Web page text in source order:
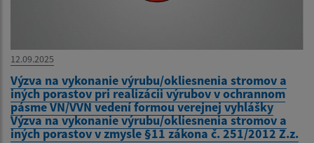
12.09.2025
Výzva na vykonanie výrubu/okliesnenia stromov a
iných porastov pri realizácii výrubov v ochrannom
pásme VN/VVN vedení formou verejnej vyhlášky
Výzva na vykonanie výrubu/okliesnenia stromov a
iných porastov v zmysle §11 zákona č. 251/2012 Z.z.